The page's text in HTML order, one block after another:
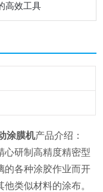
高效工具
涂膜机产品介绍：
心研制高精度精密型
的各种涂胶作业而开
类似材料的涂布。